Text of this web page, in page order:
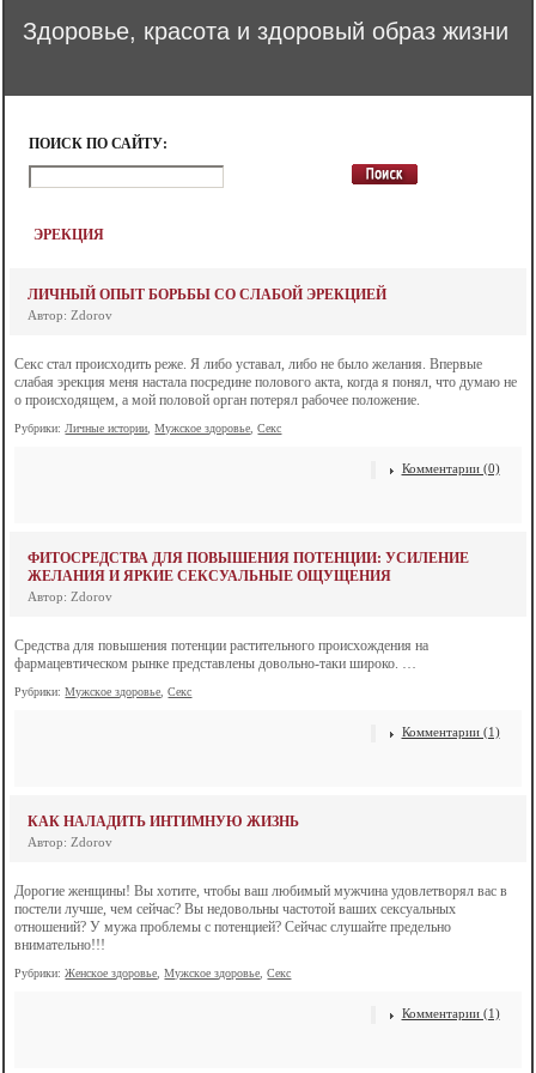
Здоровье, красота и здоровый образ жизни
ПОИСК ПО САЙТУ:
ЭРЕКЦИЯ
ЛИЧНЫЙ ОПЫТ БОРЬБЫ СО СЛАБОЙ ЭРЕКЦИЕЙ
Автор: Zdorov
Секс стал происходить реже. Я либо уставал, либо не было желания. Впервые
слабая эрекция меня настала посредине полового акта, когда я понял, что думаю не
о происходящем, а мой половой орган потерял рабочее положение.
Рубрики: Личные истории ,Мужское здоровье ,Секс
Комментарии (0)
ФИТОСРЕДСТВА ДЛЯ ПОВЫШЕНИЯ ПОТЕНЦИИ: УСИЛЕНИЕ
ЖЕЛАНИЯ И ЯРКИЕ СЕКСУАЛЬНЫЕ ОЩУЩЕНИЯ
Автор: Zdorov
Средства для повышения потенции растительного происхождения на
фармацевтическом рынке представлены довольно-таки широко. …
Рубрики:Мужское здоровье ,Секс
Комментарии (1)
КАК НАЛАДИТЬ ИНТИМНУЮ ЖИЗНЬ
Автор: Zdorov
Дорогие женщины! Вы хотите, чтобы ваш любимый мужчина удовлетворял вас в
постели лучше, чем сейчас? Вы недовольны частотой ваших сексуальных
отношений? У мужа проблемы с потенцией? Сейчас слушайте предельно
внимательно!!!
Рубрики:Женское здоровье ,Мужское здоровье ,Секс
Комментарии (1)